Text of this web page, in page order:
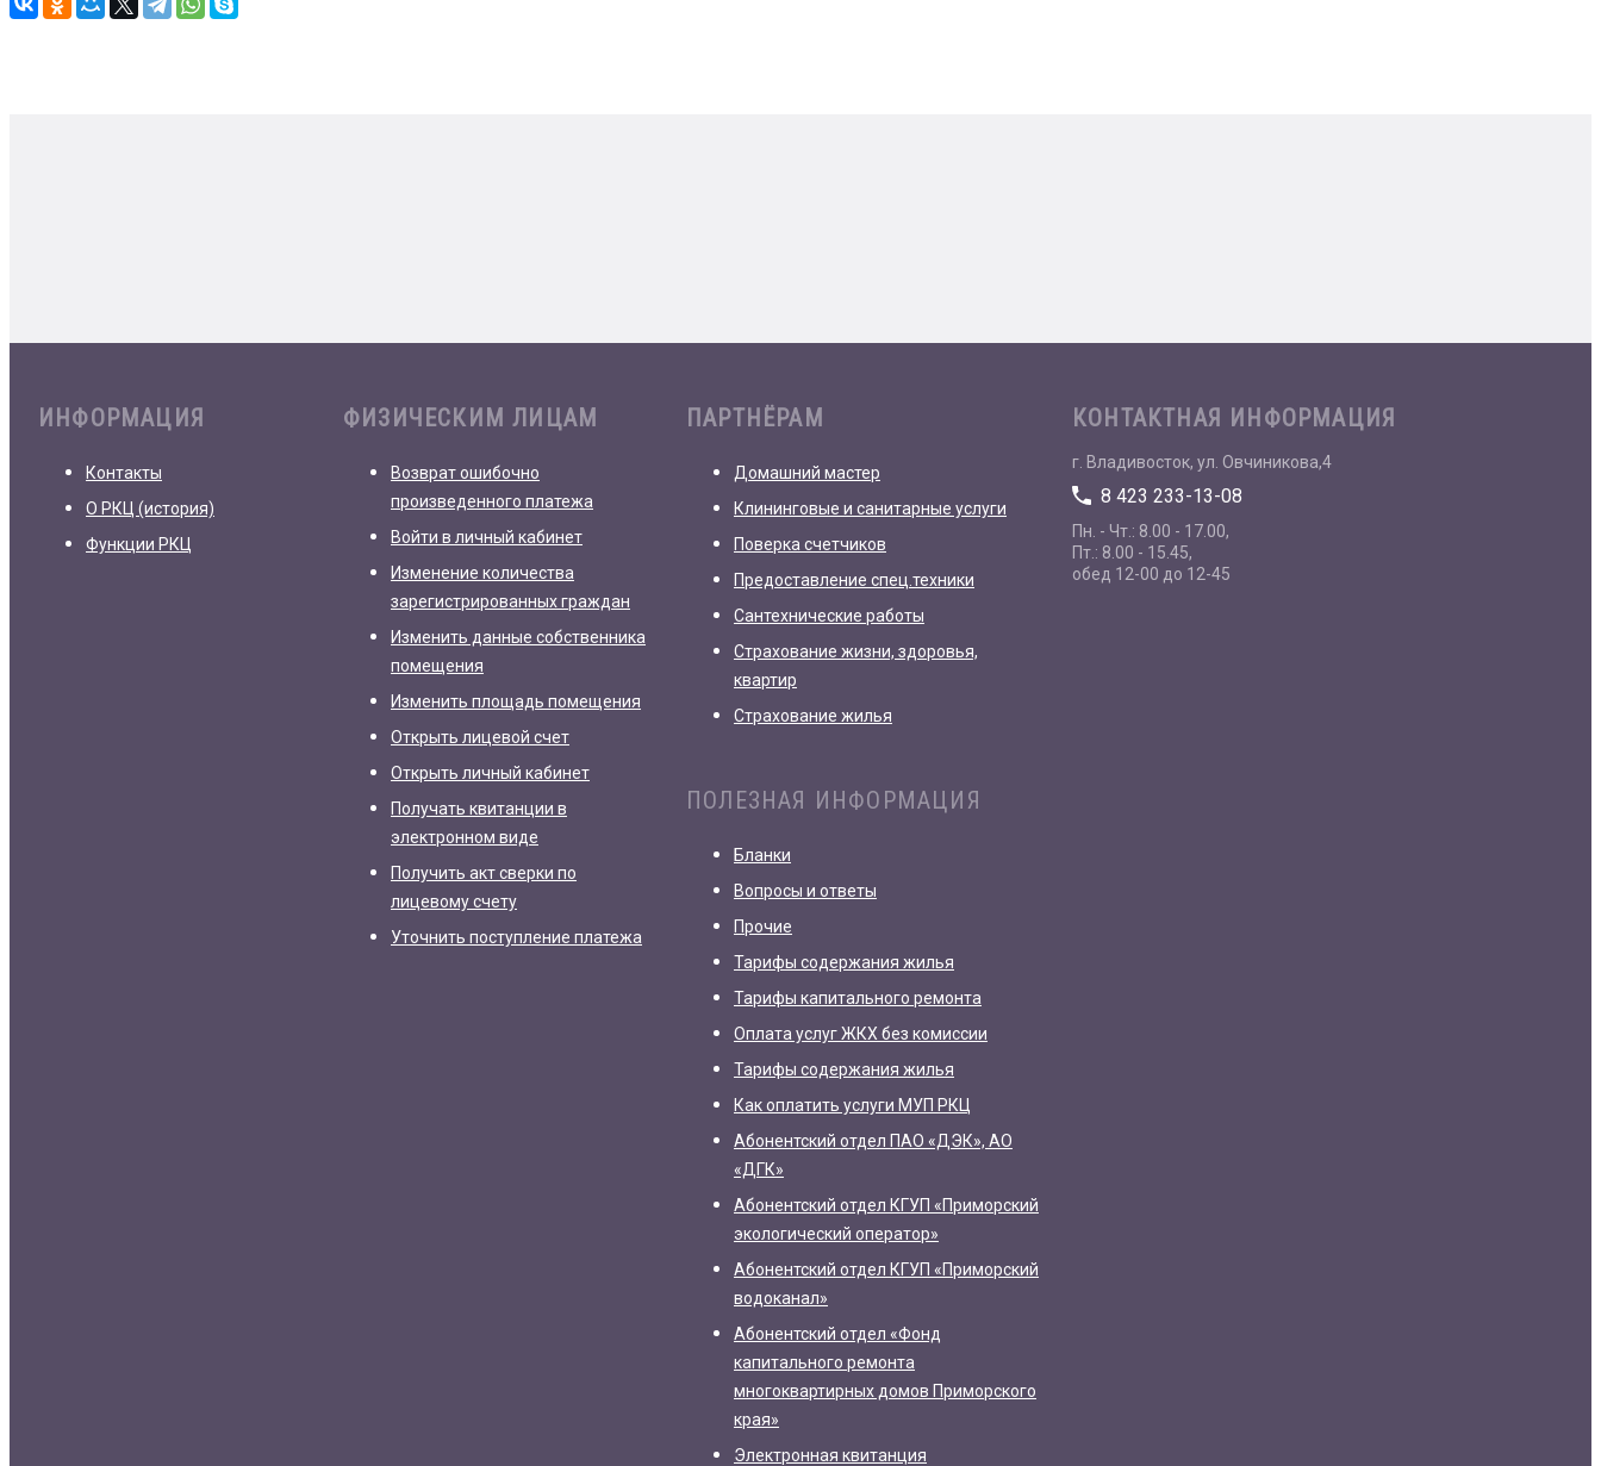
ИНФОРМАЦИЯ
Контакты
О РКЦ (история)
Функции РКЦ
ФИЗИЧЕСКИМ ЛИЦАМ
Возврат ошибочно
произведенного платежа
Войти в личный кабинет
Изменение количества
зарегистрированных граждан
Изменить данные собственника
помещения
Изменить площадь помещения
Открыть лицевой счет
Открыть личный кабинет
Получать квитанции в
электронном виде
Получить акт сверки по
лицевому счету
Уточнить поступление платежа
ПАРТНЁРАМ
Домашний мастер
Клининговые и санитарные услуги
Поверка счетчиков
Предоставление спец.техники
Сантехнические работы
Страхование жизни, здоровья,
квартир
Страхование жилья
ПОЛЕЗНАЯ ИНФОРМАЦИЯ
Бланки
Вопросы и ответы
Прочие
Тарифы содержания жилья
Тарифы капитального ремонта
Оплата услуг ЖКХ без комиссии
Тарифы содержания жилья
Как оплатить услуги МУП РКЦ
Абонентский отдел ПАО «ДЭК», АО
«ДГК»
Абонентский отдел КГУП «Приморский
экологический оператор»
Абонентский отдел КГУП «Приморский
водоканал»
Абонентский отдел «Фонд
капитального ремонта
многоквартирных домов Приморского
края»
Электронная квитанция
КОНТАКТНАЯ ИНФОРМАЦИЯ
г. Владивосток, ул. Овчиникова,4
8 423 233-13-08
Пн. - Чт.: 8.00 - 17.00,
Пт.: 8.00 - 15.45,
обед 12-00 до 12-45